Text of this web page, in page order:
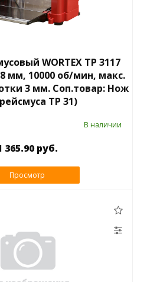
WORTEX ТР 3117
мм, 10000 об/мин, макс.
3 мм. Соп.товар: Нож
TP 31)
В наличии
365.90 руб.
Просмотр